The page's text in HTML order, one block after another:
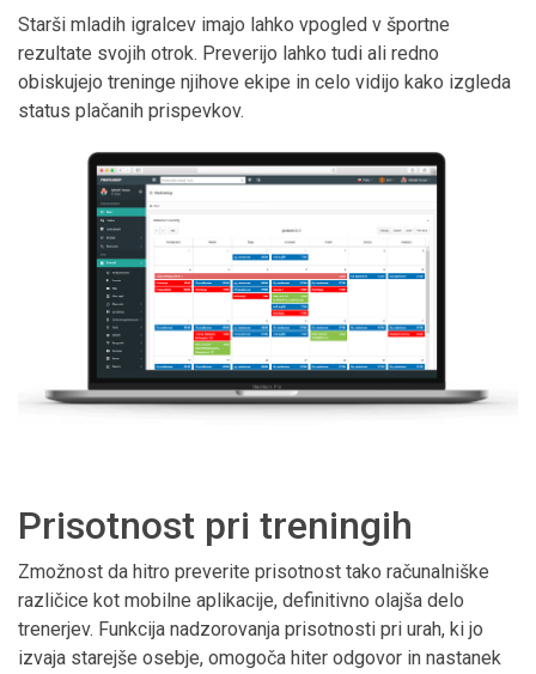
Starši mladih igralcev imajo lahko vpogled v športne
rezultate svojih otrok. Preverijo lahko tudi ali redno
obiskujejo treninge njihove ekipe in celo vidijo kako izgleda
status plačanih prispevkov.
Prisotnost pri treningih
Zmožnost da hitro preverite prisotnost tako računalniške
različice kot mobilne aplikacije, definitivno olajša delo
trenerjev. Funkcija nadzorovanja prisotnosti pri urah, ki jo
izvaja starejše osebje, omogoča hiter odgovor in nastanek